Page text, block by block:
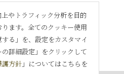
やトラフィック分析を目的
ます。全てのクッキー使用
る」を、設定をカスタマイ
詳細設定」をクリックして
護方針 」についてはこちらを